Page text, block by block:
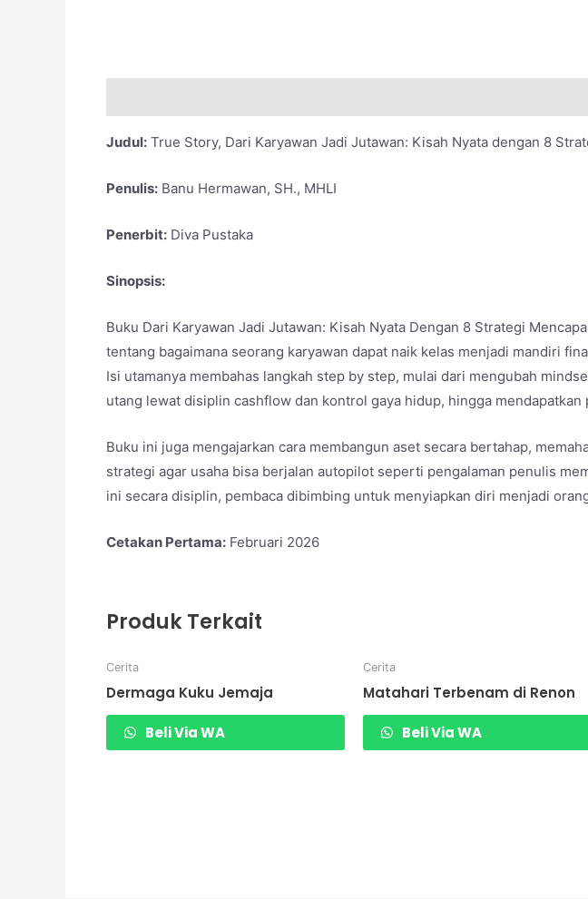
Judul: True Story, Dari Karyawan Jadi Jutawan: Kisah Nyata dengan 8
Penulis: Banu Hermawan, SH., MHLI
Penerbit: Diva Pustaka
Sinopsis:
Buku Dari Karyawan Jadi Jutawan: Kisah Nyata Dengan 8 Strategi
tentang bagaimana seorang karyawan dapat naik kelas menjadi mandiri
Isi utamanya membahas langkah step by step, mulai dari mengubah
utang lewat disiplin cashflow dan kontrol gaya hidup, hingga
Buku ini juga mengajarkan cara membangun aset secara bertahap,
strategi agar usaha bisa berjalan autopilot seperti pengalaman penulis
ini secara disiplin, pembaca dibimbing untuk menyiapkan diri menjadi
Cetakan Pertama: Februari 2026
Produk Terkait
Cerita
Dermaga Kuku Jemaja
Beli Via WA
Cerita
Matahari Terbenam di Renon
Beli Via WA